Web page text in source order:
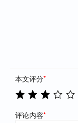
本文评分*
评论内容*